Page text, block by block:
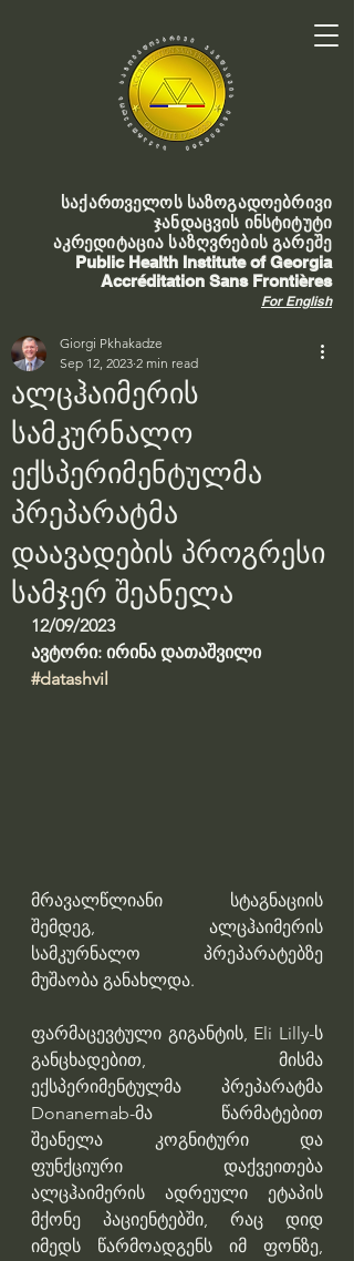
საქართველოს საზოგადოებრივი
ჯანდაცვის ინსტიტუტი
აკრედიტაცია საზღვრების გარეშე
Public Health Institute of Georgia
Accréditation Sans Frontières
For English
ალცჰაიმერის
სამკურნალო
ექსპერიმენტულმა
პრეპარატმა
დაავადების პროგრესი
სამჯერ შეანელა
Giorgi Pkhakadze
Sep 12, 2023 2 min read
12/09/2023
ავტორი: ირინა დათაშვილი
#datashvil
მრავალწლიანი სტაგნაციის
შემდეგ, ალცჰაიმერის
სამკურნალო პრეპარატებზე
მუშაობა განახლდა.
ფარმაცევტული გიგანტის, Eli Lilly-ს
განცხადებით, მისმა
ექსპერიმენტულმა პრეპარატმა
Donanemab-მა წარმატებით
შეანელა კოგნიტური და
ფუნქციური დაქვეითება
ალცჰაიმერის ადრეული ეტაპის
მქონე პაციენტებში, რაც დიდ
იმედს წარმოადგენს იმ ფონზე,